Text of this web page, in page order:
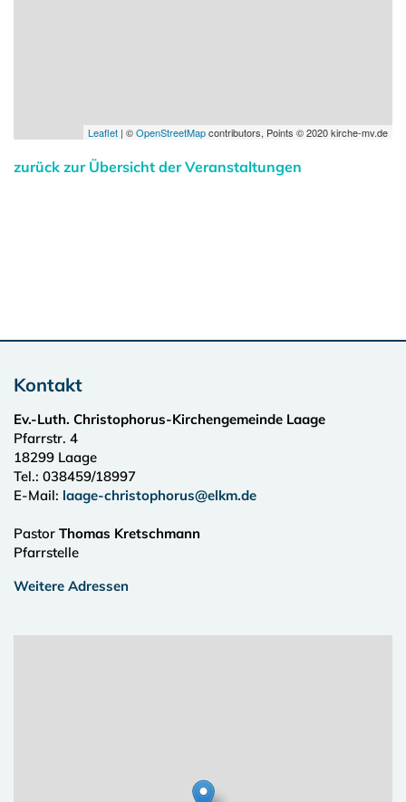
Leaflet | ©OpenStreetMapcontributors, Points © 2020 kirche-mv.de
zurück zur Übersicht der Veranstaltungen
Kontakt
Ev.-Luth. Christophorus-Kirchengemeinde Laage
Pfarrstr. 4
18299 Laage
Tel.: 038459/18997
E-Mail: laage-christophorus@elkm.de
Pastor Thomas Kretschmann
Pfarrstelle
Weitere Adressen